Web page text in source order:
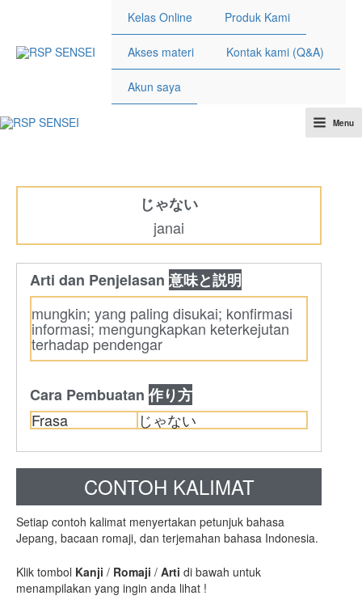
Kelas Online Produk Kami
Akses materi Kontak kami (Q&A)
Akun saya
Main
Menu
じゃない
janai
Arti dan Penjelasan 意味と説明
mungkin; yang paling disukai; konfirmasi
informasi; mengungkapkan keterkejutan
terhadap pendengar
Cara Pembuatan 作り方
Frasa
じゃない
CONTOH KALIMAT
Setiap contoh kalimat menyertakan petunjuk bahasa
Jepang, bacaan romaji, dan terjemahan bahasa Indonesia.
Klik tombol Kanji / Romaji / Arti di bawah untuk
menampilakan yang ingin anda lihat !